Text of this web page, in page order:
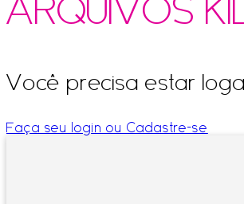
ARQUIVOS
Você precisa estar
Faça seu login ou Cadastre-se